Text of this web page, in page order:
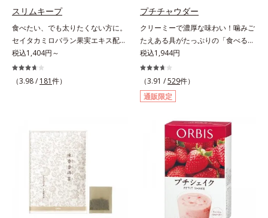
を毎朝の習慣にして、スッキリ健康
＆キレイな毎日を。
スリムキープ
食べたい、でも太りたくない方に。
セイタカミロバラン果実エキス配合
の楽しみながら続けるダイエット応
援サプリ。ダイエット中なのに食欲
を抑えきれずついつい食べ過ぎてし
トです。ポリフェノール類を豊富に
含む、アジア圏で古くから伝承され
ている健康果実「セイタカミロバラ
ン果実」を配合。さらに桑の葉エキ
スに加え、健康茶として知られる杜
仲葉エキスやグァバ葉エキス、茶花
エキスの植物由来の4つの成分が、
税込1,404円～
（3.98 / 181件）
プチチャウダー
クリーミーで濃厚な味わい！噛みご
たえある具がたっぷりの「食べる」
スープ。クリーミーなスープに大粒
コーンやクルトン、鶏肉のような食
感の大豆たんぱくなど、具だくさん
の「食べる」スープです。ボリュー
ム感のある食べごたえで、お腹にし
るぷる感のある毎日に必要なコラー
ゲン*を1,000mgも配合。ダイエッ
トによるやつれ感を気にせず、キレ
イをサポートします。さらに、食事
制限で心配な栄養面もしっかりカバ
ー。ビタミン10種とミネラル2種を
約1/3日分、食物繊維を4.0gも配合
し、満腹感と朝のスッキリを期待で
税込1,944円
（3.91 /529件）
通販限定